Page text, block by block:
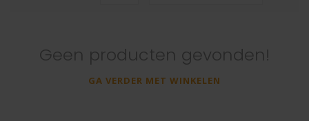
Geen producten gevonden!
GA VERDER MET WINKELEN